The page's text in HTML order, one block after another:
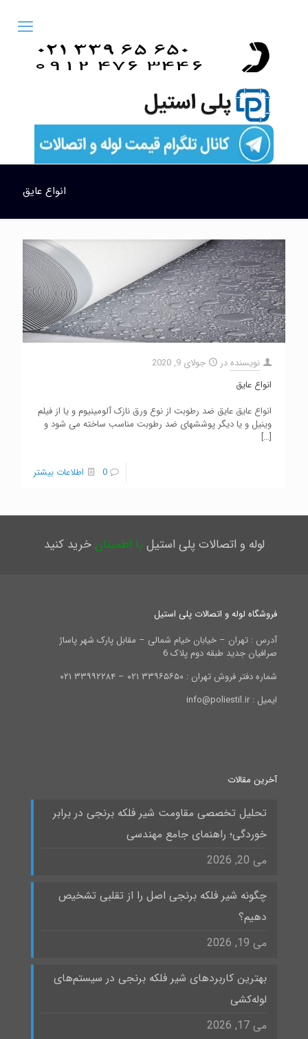
انواع عایق
نویسندهدر
جولای 9, 2020
انواع عایق
انواع عایق عایق ضد رطوبت از نوع ورق نازک آلومینیوم و یا از فیلم
وینیل و یا دیگر پوششهای ضد رطوبت مناسب ساخته می شود و
[…]
0 اطلاعات بیشتر
لوله و اتصالات پلی استیل با اطمینانخرید کنید
فروشگاه لوله و اتصالات پلی استیل
آدرس : تهران – خیابان خیام شمالی – مقابل پارک شهر پاساژ
صرافیان جدید طبقه دوم پلاک 6
شماره دفتر فروش تهران : ۳۳۹۶۵۶۵۰ ۰۲۱ – ۳۳۹۹۲۲۸۴ ۰۲۱
ایمیل : info@poliestil.ir
آخرین مقالات
تحلیل تخصصی مقاومت شیر فلکه برنجی در برابر
خوردگی؛ راهنمای جامع مهندسی
می 20, 2026
چگونه شیر فلکه برنجی اصل را از تقلبی تشخیص
دهیم؟
می 19, 2026
بهترین کاربردهای شیر فلکه برنجی در سیستم‌های
لوله‌کشی
می 17, 2026